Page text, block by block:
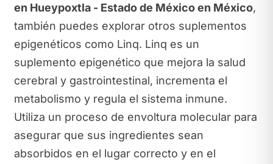
en Hueypoxtla - Estado de México en México,
también puedes explorar otros suplementos
epigenéticos como Linq. Linq es un
suplemento epigenético que mejora la salud
cerebral y gastrointestinal, incrementa el
metabolismo y regula el sistema inmune.
Utiliza un proceso de envoltura molecular para
asegurar que sus ingredientes sean
absorbidos en el lugar correcto y en el